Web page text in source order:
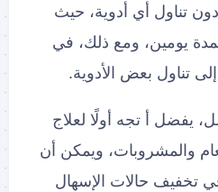
تناول أي أدوية، حيث
يومين، ومع ذلك، في
تناول بعض الأدوية.
يفضل أ تجه أولًا لعلاج
والمشروبات، ويمكن أن
تخفيف حالات الإسهال